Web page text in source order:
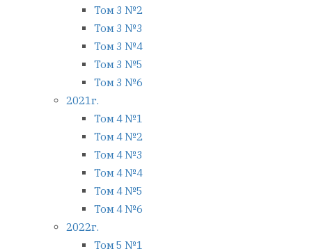
Том 3 №2
Том 3 №3
Том 3 №4
Том 3 №5
Том 3 №6
2021г.
Том 4 №1
Том 4 №2
Том 4 №3
Том 4 №4
Том 4 №5
Том 4 №6
2022г.
Том 5 №1